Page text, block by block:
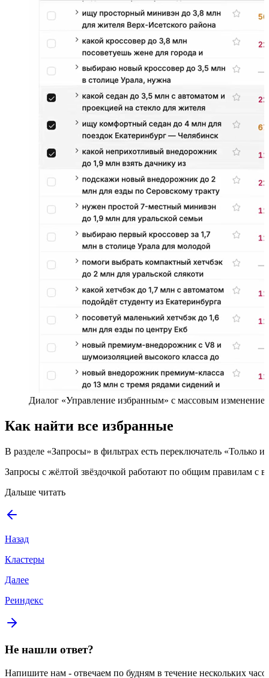
Диалог «Управление избранным» с массовым
Как найти все избранные
В разделе «Запросы» в фильтрах есть переключатель «Только
Запросы с жёлтой звёздочкой работают по общим правилам с
Дальше читать
Назад
Кластеры
Далее
Реиндекс
Не нашли ответ?
Напишите нам - отвечаем по будням в течение нескольких